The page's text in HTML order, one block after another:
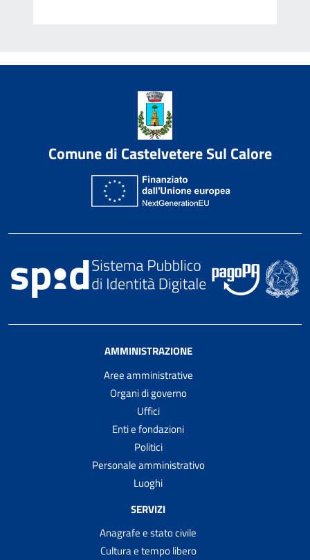
Comune di Castelvetere Sul Calore
AMMINISTRAZIONE
Aree amministrative
Organi di governo
Uffici
Enti e fondazioni
Politici
Personale amministrativo
Luoghi
SERVIZI
Anagrafe e stato civile
Cultura e tempo libero